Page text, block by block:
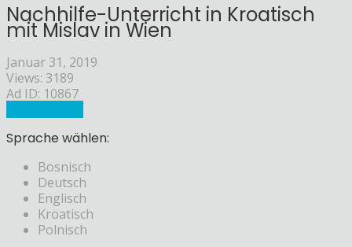
Nachhilfe-Unterricht in Kroatisch
mit Mislav in Wien
Januar 31, 2019
Views: 3189
Ad ID: 10867
Sprache wählen:
Bosnisch
Deutsch
Englisch
Kroatisch
Polnisch